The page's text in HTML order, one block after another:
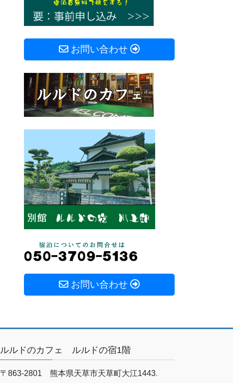
お問い合わせ
お問い合わせ
ルルドのカフェ ルルドの宿1階
〒863-2801 熊本県天草市天草町大江1443.